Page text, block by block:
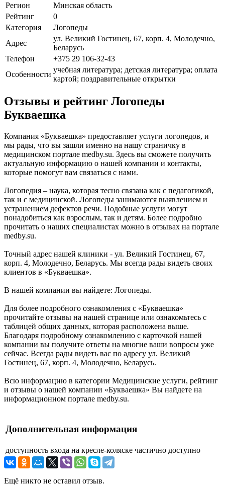
Регион
Минская область
Рейтинг
0
Категория
Логопеды
Адрес
ул. Великий Гостинец, 67, корп. 4, Молодечно,
Беларусь
Телефон
+375 29 106-32-43
Особенности
учебная литература; детская литература; оплата
картой; поздравительные открытки
Отзывы и рейтинг Логопеды
Букваешка
Компания «Букваешка» предоставляет услуги логопедов, и
мы рады, что вы зашли именно на нашу страничку в
медицинском портале medby.su. Здесь вы сможете получить
актуальную информацию о нашей компании и контакты,
которые помогут вам связаться с нами.
Логопедия – наука, которая тесно связана как с педагогикой,
так и с медицинской. Логопеды занимаются выявлением и
устранением дефектов речи. Подобные услуги могут
понадобиться как взрослым, так и детям. Более подробно
прочитать о наших специалистах можно в отзывах на портале
medby.su.
Точный адрес нашей клиники - ул. Великий Гостинец, 67,
корп. 4, Молодечно, Беларусь. Мы всегда рады видеть своих
клиентов в «Букваешка».
В нашей компании вы найдете: Логопеды.
Для более подробного ознакомления с «Букваешка»
прочитайте отзывы на нашей странице или ознакомьтесь с
таблицей общих данных, которая расположена выше.
Благодаря подробному ознакомлению с карточкой нашей
компании вы получите ответы на многие ваши вопросы уже
сейчас. Всегда рады видеть вас по адресу ул. Великий
Гостинец, 67, корп. 4, Молодечно, Беларусь.
Всю информацию в категории Медицинские услуги, рейтинг
и отзывы о нашей компании «Букваешка» Вы найдете на
информационном портале medby.su.
Дополнительная информация
доступность входа на кресле-коляске частично доступно
Ещё никто не оставил отзыв.